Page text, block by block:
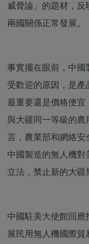
威脅論」的題材，
兩國關係正常發展。
事實擺在眼前，中國
受歡迎的原因，是產
最重要還是價格便宜
與大疆同一等級的農
言，農業部和網絡安
中國製造的無人機對
立法，禁止新的大疆
中國駐美大使館回應
展民用無人機國際